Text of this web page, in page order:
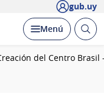
gub.uy
Desplegar
Menú Abrir
del Centro Brasil